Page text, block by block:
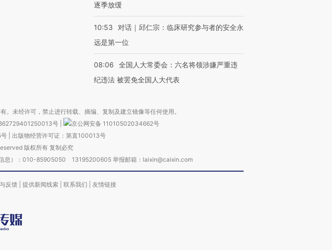
逐季放缓
10:53
对话｜邱仁宗：临床研究参与者的安全永
远是第一位
08:06
全国人大常委会：六名将领涉嫌严重违
纪违法 被罢免全国人大代表
未经许可，禁止进行转载、摘编、复制及建立镜像等任何使用。
号
京公网安备 11010502034662号
| 出版物经营许可证：第直100013号
版权所有 复制必究
息）：010-85905050 13195200605 举报邮箱：laixin@caixin.com
反馈 提供新闻线索 联系我们 友情链接